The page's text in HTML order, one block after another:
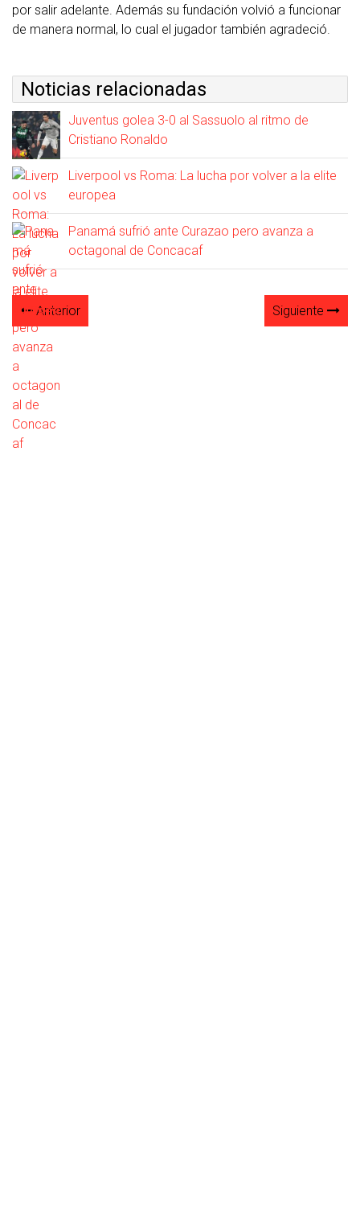
por salir adelante. Además su fundación volvió a funcionar
de manera normal, lo cual el jugador también agradeció.
Noticias relacionadas
Juventus golea 3-0 al Sassuolo al ritmo de
Cristiano Ronaldo
Liverpool vs Roma: La lucha por volver a la elite
europea
Panamá sufrió ante Curazao pero avanza a
octagonal de Concacaf
Anterior Siguiente